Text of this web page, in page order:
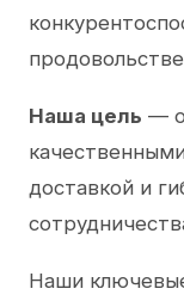
Наша цель —
доставкой и
Наши